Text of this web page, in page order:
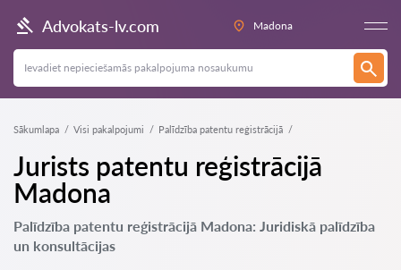
Advokats-lv.com Madona
Sākumlapa Visi pakalpojumi Palīdzība patentu reģistrācijā
Jurists patentu reģistrācijā
Madona
Palīdzība patentu reģistrācijā Madona: Juridiskā palīdzība
un konsultācijas